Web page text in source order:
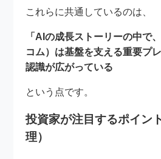
これらに共通しているのは、
「AIの成長ストーリーの中で
コム）は基盤を支える重要プ
認識が広がっている
という点です。
投資家が注目するポイン
理）